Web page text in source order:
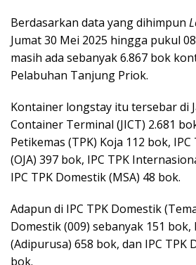
Berdasarkan data yang dihimpun
Jumat 30 Mei 2025 hingga pukul
masih ada sebanyak 6.867 bok
Pelabuhan Tanjung Priok.
Kontainer longstay itu tersebar di
Container Terminal (JICT) 2.681
Petikemas (TPK) Koja 112 bok,
(OJA) 397 bok, IPC TPK
IPC TPK Domestik (MSA) 48 bok.
Adapun di IPC TPK Domestik
Domestik (009) sebanyak 151 bok,
(Adipurusa) 658 bok, dan IPC TPK
bok.